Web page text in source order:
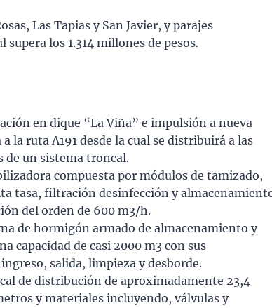
Las Tapias y San Javier, y parajes
los 1.314 millones de pesos.
en dique “La Viña” e impulsión a nueva
la ruta A191 desde la cual se distribuirá a las
de un sistema troncal.
compuesta por módulos de tamizado,
tasa, filtración desinfección y
del orden de 600 m3/h.
de hormigón armado de almacenamiento y
capacidad de casi 2000 m3 con sus
salida, limpieza y desborde.
de distribución de aproximadamente 23,4
y materiales incluyendo, válvulas y